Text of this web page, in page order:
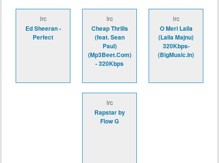
lrc
Ed Sheeran -
Perfect
lrc
Cheap Thrills
(feat. Sean
Paul)
(Mp3Beet.Com)
- 320Kbps
lrc
O Meri Laila
(Laila Majnu)
320Kbps-
(BigMusic.In)
lrc
Rapstar by
Flow G